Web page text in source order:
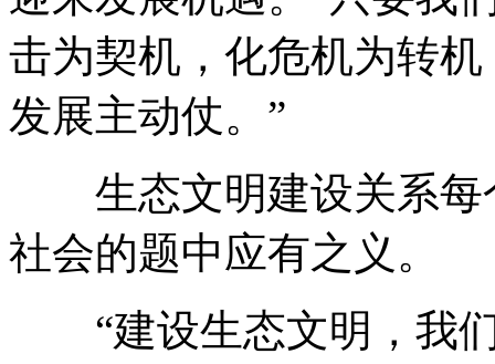
击为契机，化危机为转
发展主动仗。”
生态文明建设关系每
社会的题中应有之义。
“建设生态文明，我们